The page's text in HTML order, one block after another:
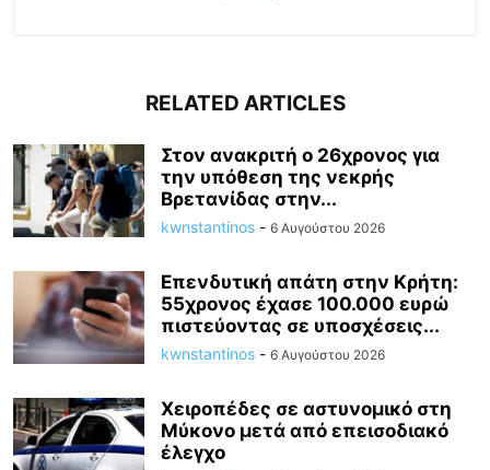
RELATED ARTICLES
Στον ανακριτή ο 26χρονος για
την υπόθεση της νεκρής
Βρετανίδας στην...
kwnstantinos - 6 Αυγούστου 2026
Επενδυτική απάτη στην Κρήτη:
55χρονος έχασε 100.000 ευρώ
πιστεύοντας σε υποσχέσεις...
kwnstantinos - 6 Αυγούστου 2026
Χειροπέδες σε αστυνομικό στη
Μύκονο μετά από επεισοδιακό
έλεγχο